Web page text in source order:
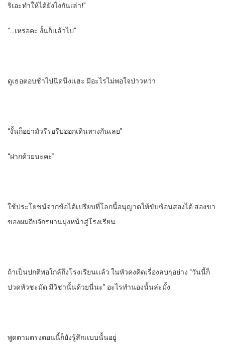
ริเอะทําให้ได้ยังไงกันเล่า!”
“…เหรอคะ งั้นก็เเล้วไป”
ดูเธอตอบช้าไปนิดนึงเเฮะ มีอะไรไม่พอใจป่าวหว่า
“งั้นก็อย่ามัวรีรอรีบออกเดินทางกันเลย”
“ฝากด้วยนะคะ”
ใช้ประโยชน์จากข้อได้เปรียบที่โลกนี้อนุญาตให้ขับซ้อนสองได้ สองขา
ของผมถีบจักรยานมุ่งหน้าสู่โรงเรียน
ถ้าเป็นปกติพอใกล้ถึงโรงเรียนเเล้ว ในหัวคงคิดเรื่องลบๆอย่าง “วันนี้ก็
ปวดหัวชะมัด มีวิชานั้นด้วยนี่นะ” อะไรทํานองนั้นล่ะมั้ง
พูดตามตรงตอนนี้ก็ยังรู้สึกเเบบนั้นอยู่